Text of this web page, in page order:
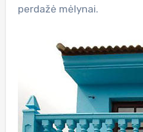
perdažė mėlynai.